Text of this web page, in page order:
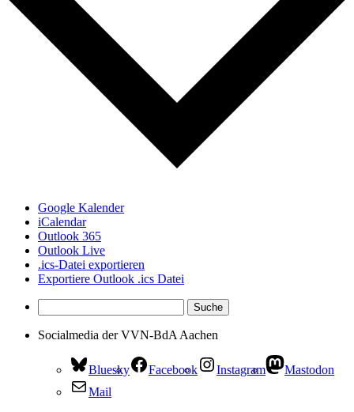
Google Kalender
iCalendar
Outlook 365
Outlook Live
.ics-Datei exportieren
Exportiere Outlook .ics Datei
Socialmedia der VVN-BdA Aachen
Bluesky Facebook Instagram
Mastodon
Mail